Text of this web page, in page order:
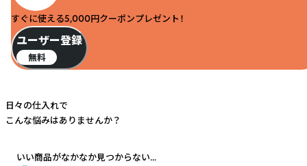
すぐに使える5,000円クーポンプレゼント！
ユーザー登録
無料
日々の仕入れで
こんな悩みはありませんか？
いい商品がなかなか見つからない...